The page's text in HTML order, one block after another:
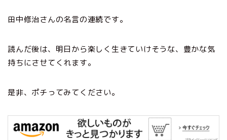
田中修治さんの名言の連続です。
読んだ後は、明日から楽しく生きていけそうな、豊かな気
持ちにさせてくれます。
是非、ポチってみてください。